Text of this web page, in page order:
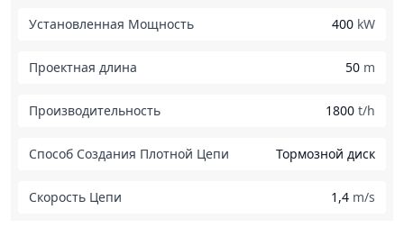
Установленная Мощность 400 kW
Проектная длина 50 m
Производительность 1800 t/h
Способ Создания Плотной Цепи Тормозной диск
Скорость Цепи 1,4 m/s